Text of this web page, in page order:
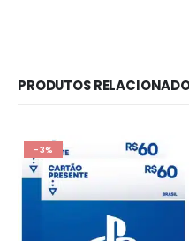
PRODUTOS